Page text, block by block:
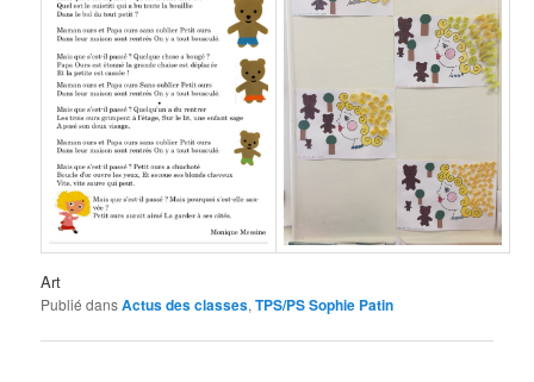
Art
Publié dansActus des classes,TPS/PS Sophie Patin